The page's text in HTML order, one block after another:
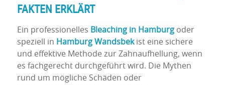
FAKTEN ERKLÄRT
Ein professionelles Bleachingin Hamburgoder
speziell in Hamburg Wandsbekist eine sichere
und effektive Methode zur Zahnaufhellung, wenn
es fachgerecht durchgeführt wird. Die Mythen
rund um mögliche Schäden oder